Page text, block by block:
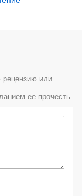
рецензию или
ее прочесть.